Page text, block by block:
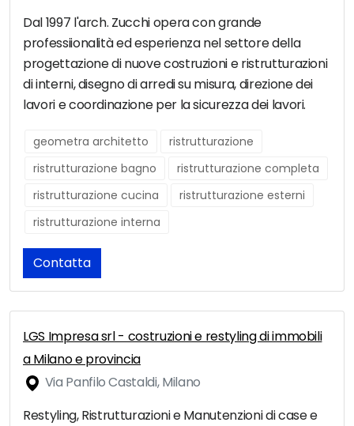
Dal 1997 l'arch. Zucchi opera con grande
professiionalità ed esperienza nel settore della
progettazione di nuove costruzioni e ristrutturazioni
di interni, disegno di arredi su misura, direzione dei
lavori e coordinazione per la sicurezza dei lavori.
geometra architetto
ristrutturazione
ristrutturazione bagno
ristrutturazione completa
ristrutturazione cucina
ristrutturazione esterni
ristrutturazione interna
Contatta
LGS Impresa srl - costruzioni e restyling di immobili
a Milano e provincia
Via Panfilo Castaldi, Milano
Restyling, Ristrutturazioni e Manutenzioni di case e